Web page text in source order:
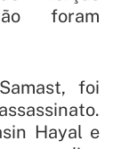
foram
foi
Hayal e